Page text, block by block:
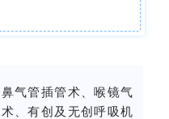
气管插管术、 喉镜气
、有创及无创呼吸机